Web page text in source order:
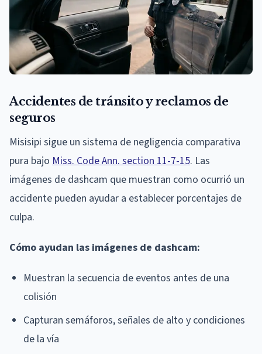
Accidentes de tránsito y reclamos de
seguros
Misisipi sigue un sistema de negligencia comparativa
pura bajo Miss. Code Ann. section 11-7-15. Las
imágenes de dashcam que muestran como ocurrió un
accidente pueden ayudar a establecer porcentajes de
culpa.
Cómo ayudan las imágenes de dashcam:
Muestran la secuencia de eventos antes de una
colisión
Capturan semáforos, señales de alto y condiciones
de la vía